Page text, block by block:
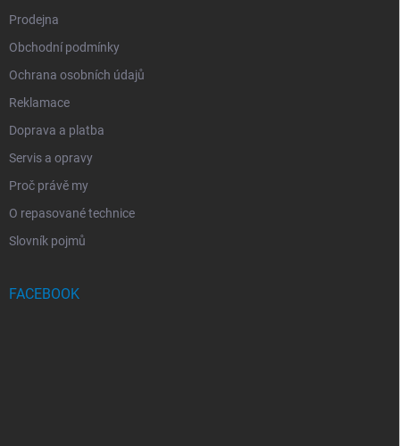
Prodejna
Obchodní podmínky
Ochrana osobních údajů
Reklamace
Doprava a platba
Servis a opravy
Proč právě my
O repasované technice
Slovník pojmů
FACEBOOK